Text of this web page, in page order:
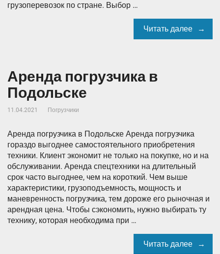
грузоперевозок по стране. Выбор …
Читать далее
Аренда погрузчика в
Подольске
11.04.2021 Погрузчики
Аренда погрузчика в Подольске Аренда погрузчика
гораздо выгоднее самостоятельного приобретения
техники. Клиент экономит не только на покупке, но и на
обслуживании. Аренда спецтехники на длительный
срок часто выгоднее, чем на короткий. Чем выше
характеристики, грузоподъемность, мощность и
маневренность погрузчика, тем дороже его рыночная и
арендная цена. Чтобы сэкономить, нужно выбирать ту
технику, которая необходима при …
Читать далее